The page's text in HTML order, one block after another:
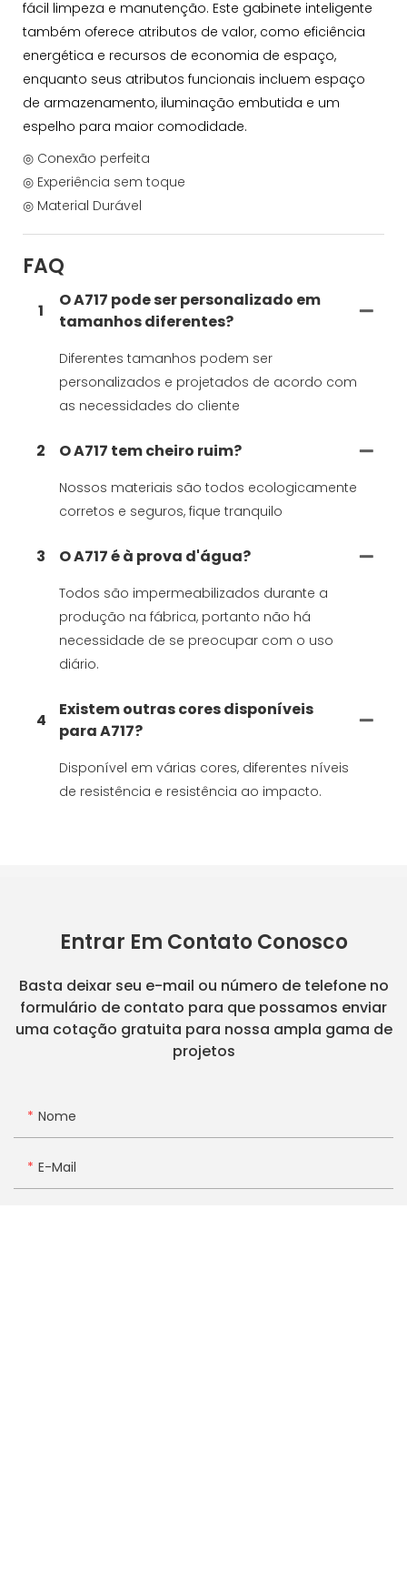
fácil limpeza e manutenção. Este gabinete inteligente
também oferece atributos de valor, como eficiência
energética e recursos de economia de espaço,
enquanto seus atributos funcionais incluem espaço
de armazenamento, iluminação embutida e um
espelho para maior comodidade.
◎ Conexão perfeita
◎ Experiência sem toque
◎ Material Durável
FAQ
1
O A717 pode ser personalizado em
tamanhos diferentes?
Diferentes tamanhos podem ser
personalizados e projetados de acordo com
as necessidades do cliente
2 O A717 tem cheiro ruim?
Nossos materiais são todos ecologicamente
corretos e seguros, fique tranquilo
3 O A717 é à prova d'água?
Todos são impermeabilizados durante a
produção na fábrica, portanto não há
necessidade de se preocupar com o uso
diário.
4
Existem outras cores disponíveis
para A717?
Disponível em várias cores, diferentes níveis
de resistência e resistência ao impacto.
Entrar Em Contato Conosco
Basta deixar seu e-mail ou número de telefone no
formulário de contato para que possamos enviar
uma cotação gratuita para nossa ampla gama de
projetos
Nome
E-Mail